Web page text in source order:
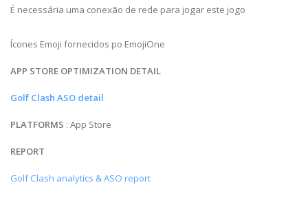
É necessária uma conexão de rede para jogar este jogo
Ícones Emoji fornecidos po EmojiOne
APP STORE OPTIMIZATION DETAIL
Golf Clash ASO detail
PLATFORMS : App Store
REPORT
Golf Clash analytics & ASO report